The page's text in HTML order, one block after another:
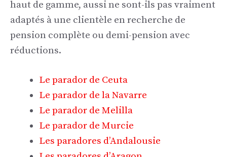
haut de gamme, aussi ne sont-ils pas vraiment
adaptés à une clientèle en recherche de
pension complète ou demi-pension avec
réductions.
Le parador de Ceuta
Le parador de la Navarre
Le parador de Melilla
Le parador de Murcie
Les paradores d’Andalousie